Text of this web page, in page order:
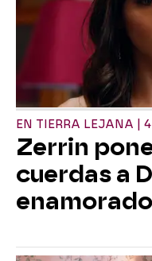
EN TIERRA LEJANA |
Zerrin
cuerdas a